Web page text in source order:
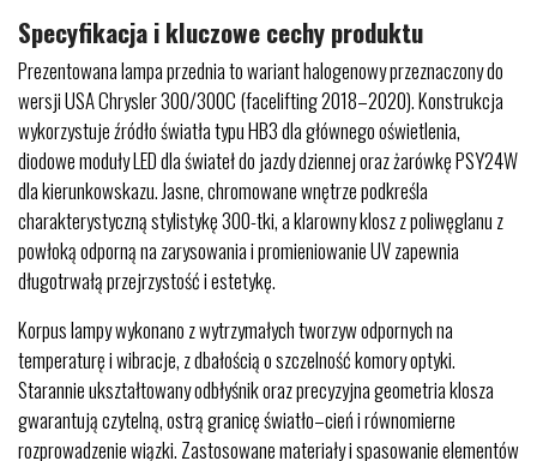
Specyfikacja i kluczowe cechy produktu
Prezentowana lampa przednia to wariant halogenowy przeznaczony do
wersji USA Chrysler 300/300C (facelifting 2018–2020). Konstrukcja
wykorzystuje źródło światła typu HB3 dla głównego oświetlenia,
diodowe moduły LED dla świateł do jazdy dziennej oraz żarówkę PSY24W
dla kierunkowskazu. Jasne, chromowane wnętrze podkreśla
charakterystyczną stylistykę 300-tki, a klarowny klosz z poliwęglanu z
powłoką odporną na zarysowania i promieniowanie UV zapewnia
długotrwałą przejrzystość i estetykę.
Korpus lampy wykonano z wytrzymałych tworzyw odpornych na
temperaturę i wibracje, z dbałością o szczelność komory optyki.
Starannie ukształtowany odbłyśnik oraz precyzyjna geometria klosza
gwarantują czytelną, ostrą granicę światło–cień i równomierne
rozprowadzenie wiązki. Zastosowane materiały i spasowanie elementów